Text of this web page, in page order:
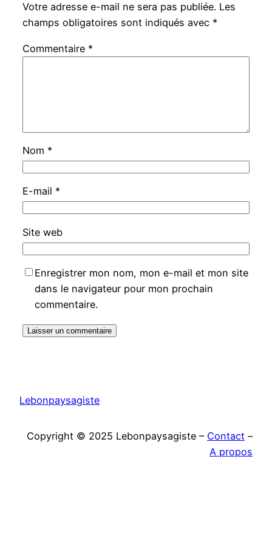
Votre adresse e-mail ne sera pas publiée. Les
champs obligatoires sont indiqués avec *
Commentaire *
Nom *
E-mail *
Site web
Enregistrer mon nom, mon e-mail et mon site
dans le navigateur pour mon prochain
commentaire.
Lebonpaysagiste
Copyright © 2025 Lebonpaysagiste – Contact –
A propos